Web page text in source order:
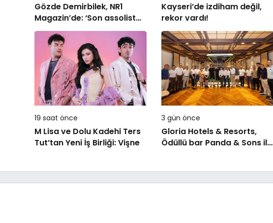
Gözde Demirbilek, NR1
Magazin’de: ‘Son assolist
olarak var olacağım!’
Kayseri’de izdiham değil,
rekor vardı!
19 saat önce
M Lisa ve Dolu Kadehi Ters
Tut’tan Yeni İş Birliği: Vişne
3 gün önce
Gloria Hotels & Resorts,
Ödüllü bar Panda & Sons ile